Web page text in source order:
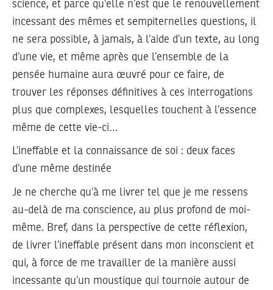
science, et parce qu’elle n’est que le renouvellement
incessant des mêmes et sempiternelles questions, il
ne sera possible, à jamais, à l’aide d’un texte, au long
d’une vie, et même après que l’ensemble de la
pensée humaine aura œuvré pour ce faire, de
trouver les réponses définitives à ces interrogations
plus que complexes, lesquelles touchent à l’essence
même de cette vie-ci…
L’ineffable et la connaissance de soi : deux faces
d’une même destinée
Je ne cherche qu’à me livrer tel que je me ressens
au-delà de ma conscience, au plus profond de moi-
même. Bref, dans la perspective de cette réflexion,
de livrer l’ineffable présent dans mon inconscient et
qui, à force de me travailler de la manière aussi
incessante qu’un moustique qui tournoie autour de